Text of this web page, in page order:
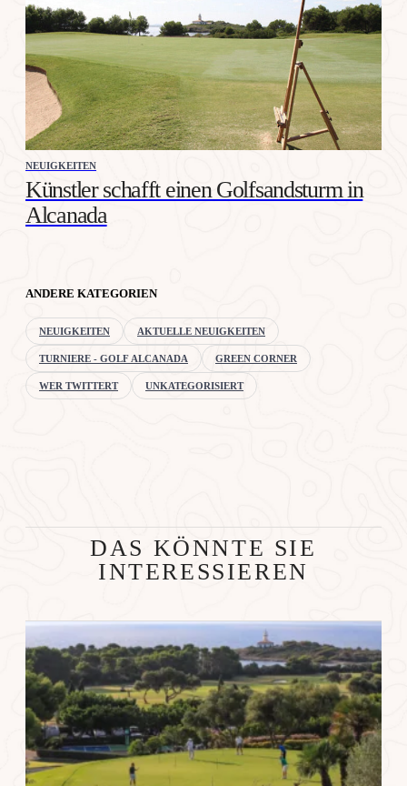
NEUIGKEITEN
Künstler schafft einen Golfsandsturm in
Alcanada
ANDERE KATEGORIEN
NEUIGKEITEN AKTUELLE NEUIGKEITEN
TURNIERE - GOLF ALCANADA GREEN CORNER
WER TWITTERT UNKATEGORISIERT
DAS KÖNNTE SIE
INTERESSIEREN